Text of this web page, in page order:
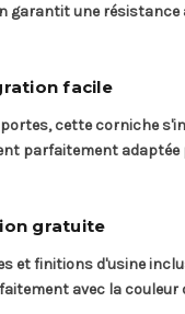
garantit une
facile
cette corniche
parfaitement
gratuite
et finitions d'usine
avec la couleur